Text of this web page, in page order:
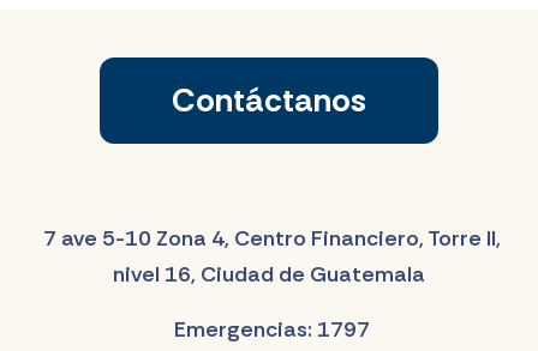
Contáctanos
7 ave 5-10 Zona 4, Centro Financiero, Torre II,
nivel 16, Ciudad de Guatemala
Emergencias: 1797